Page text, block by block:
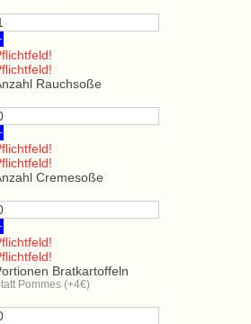
Rauchsoße
Cremesoße
Bratkartoffeln
Pommes (+4€)